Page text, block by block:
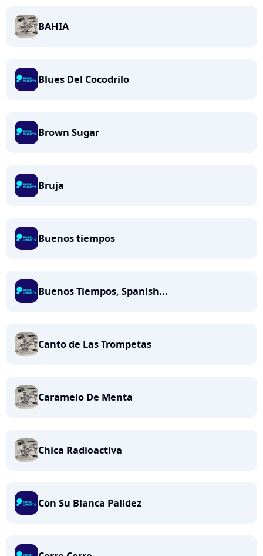
BAHIA
Blues Del Cocodrilo
Brown Sugar
Bruja
Buenos tiempos
Buenos Tiempos, Spanish...
Canto de Las Trompetas
Caramelo De Menta
Chica Radioactiva
Con Su Blanca Palidez